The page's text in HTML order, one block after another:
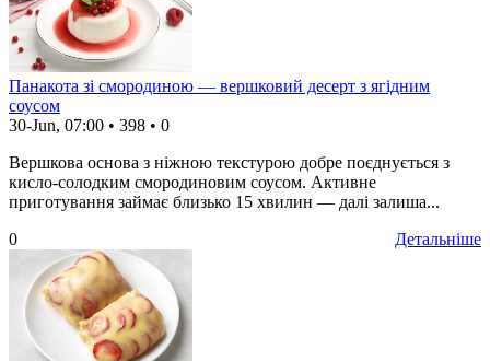
Панакота зі смородиною — вершковий десерт з ягідним
соусом
30-Jun, 07:00 • 398 • 0
Вершкова основа з ніжною текстурою добре поєднується з
кисло-солодким смородиновим соусом. Активне
приготування займає близько 15 хвилин — далі залиша...
Детальніше
0